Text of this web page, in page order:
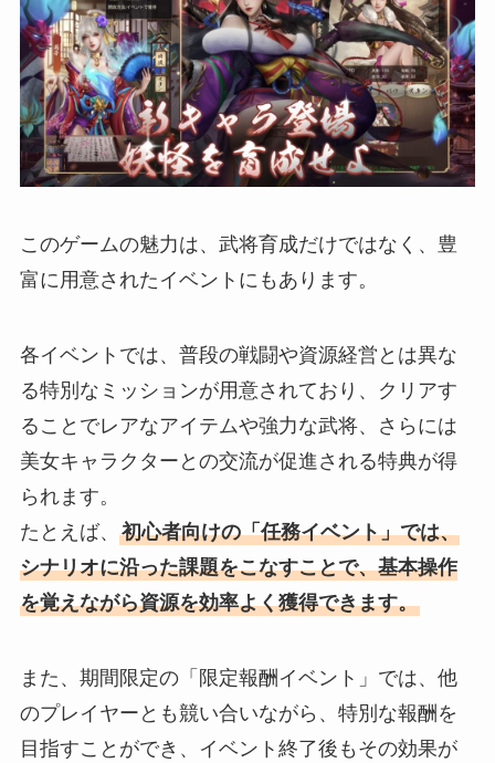
このゲームの魅力は、武将育成だけではなく、豊
富に用意されたイベントにもあります。
各イベントでは、普段の戦闘や資源経営とは異な
る特別なミッションが用意されており、クリアす
ることでレアなアイテムや強力な武将、さらには
美女キャラクターとの交流が促進される特典が得
られます。
たとえば、 初心者向けの「任務イベント」では、
シナリオに沿った課題をこなすことで、基本操作
を覚えながら資源を効率よく獲得できます。
また、期間限定の「限定報酬イベント」では、他
のプレイヤーとも競い合いながら、特別な報酬を
目指すことができ、イベント終了後もその効果が